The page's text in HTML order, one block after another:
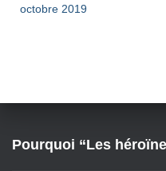
octobre 2019
Pourquoi “Les